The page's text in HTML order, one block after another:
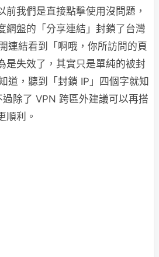
前我們是直接點擊使用沒問題，
網盤的「分享連結」封鎖了台灣
連結看到「啊哦，你所訪問的頁
是失效了，其實只是單純的被封
道，聽到「封鎖 IP」四個字就知
除了 VPN 跨區外建議可以再搭
順利。